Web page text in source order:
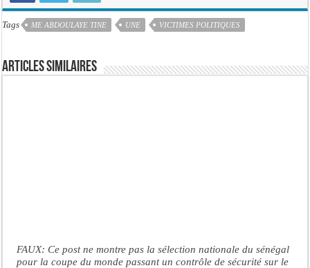
Tags ME ABDOULAYE TINE UNE VICTIMES POLITIQUES
Articles similaires
FAUX: Ce post ne montre pas la sélection nationale du sénégal
pour la coupe du monde passant un contrôle de sécurité sur le